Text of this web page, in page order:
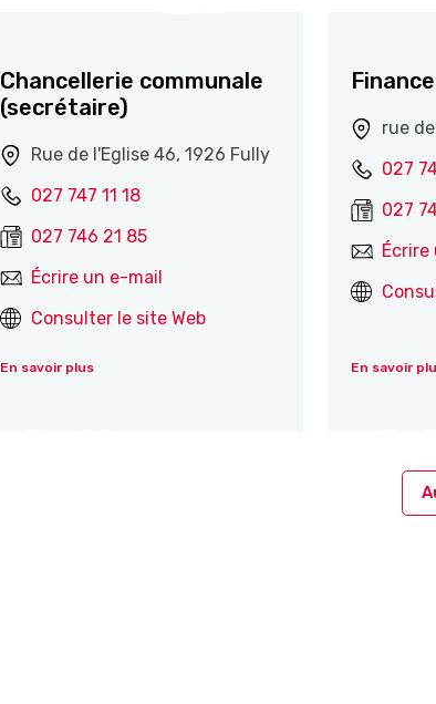
Chancellerie communale
(secrétaire)
Rue de l'Eglise 46, 1926 Fully
027 747 11 18
027 746 21 85
Écrire un e-mail
Consulter le site Web
En savoir plus
rue
027
027
Écrire
En savoir